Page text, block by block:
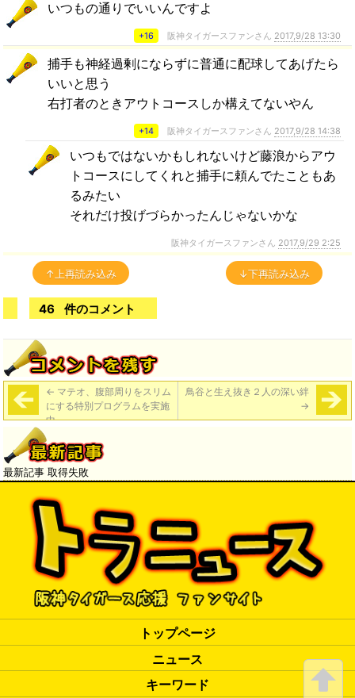
いつもの通りでいいんですよ
+16 阪神タイガースファンさん 2017,9/28 13:30
捕手も神経過剰にならずに普通に配球してあげたら
いいと思う
右打者のときアウトコースしか構えてないやん
+14 阪神タイガースファンさん 2017,9/28 14:38
いつもではないかもしれないけど藤浪からアウ
トコースにしてくれと捕手に頼んでたこともあ
るみたい
それだけ投げづらかったんじゃないかな
阪神タイガースファンさん 2017,9/29 2:25
↑上再読み込み ↓下再読み込み
46 件のコメント
← マテオ、腹部周りをスリム
にする特別プログラムを実施
中
鳥谷と生え抜き２人の深い絆
→
最新記事 取得失敗
トップページ
ニュース
キーワード